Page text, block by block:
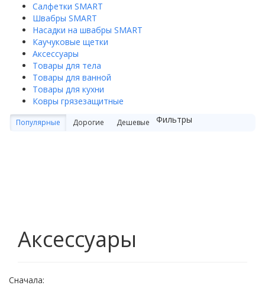
Салфетки SMART
Швабры SMART
Насадки на швабры SMART
Каучуковые щетки
Аксессуары
Товары для тела
Товары для ванной
Товары для кухни
Ковры грязезащитные
Популярные Дорогие Дешевые Фильтры
Аксессуары
Сначала: